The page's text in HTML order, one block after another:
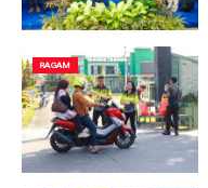
RAGAM